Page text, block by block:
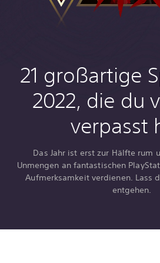
21 großartige
2022, die du
verpasst
Das Jahr ist erst zur Hälfte rum
Unmengen an fantastischen
Aufmerksamkeit verdienen. Lass
entgehen.